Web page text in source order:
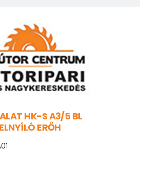
HK-S A3/5 BL
ERŐH